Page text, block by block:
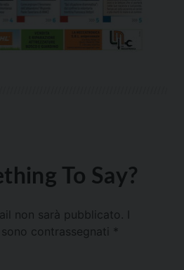
To Say?
non sarà pubblicato.
contrassegnati *